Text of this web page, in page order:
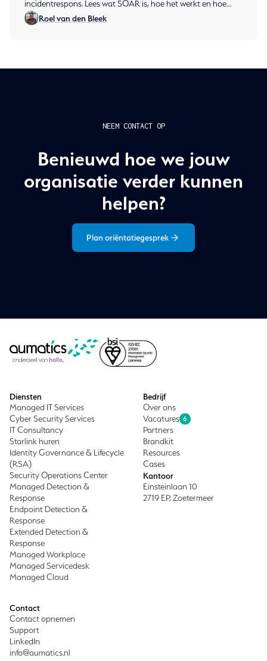
incidentrespons. Lees wat SOAR is, hoe het werkt en hoe
MDR het inzet. Plan een gesprek.
Roel van den Bleek
NEEM CONTACT OP
Benieuwd hoe we jouw
organisatie verder kunnen
helpen?
Plan oriëntatiegesprek
Bedrijf
Over ons
Vacatures 6
Partners
Brandkit
Resources
Cases
Kantoor
Einsteinlaan 10
2719 EP, Zoetermeer
Contact
Contact opnemen
Support
LinkedIn
info@aumatics.nl
Diensten
Managed IT Services
Cyber Security Services
IT Consultancy
Starlink huren
Identity Governance & Lifecycle
(RSA)
Security Operations Center
Managed Detection &
Response
Endpoint Detection &
Response
Extended Detection &
Response
Managed Workplace
Managed Servicedesk
Managed Cloud